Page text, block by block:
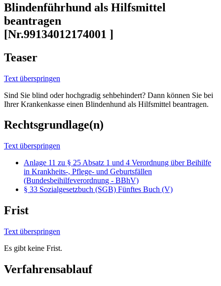
Blindenführhund als Hilfsmittel
beantragen
[Nr.99134012174001 ]
Teaser
Text überspringen
Sind Sie blind oder hochgradig sehbehindert? Dann können Sie bei
Ihrer Krankenkasse einen Blindenhund als Hilfsmittel beantragen.
Rechtsgrundlage(n)
Text überspringen
Anlage 11 zu § 25 Absatz 1 und 4 Verordnung über Beihilfe
in Krankheits-, Pflege- und Geburtsfällen
(Bundesbeihilfeverordnung - BBhV)
§ 33 Sozialgesetzbuch (SGB) Fünftes Buch (V)
Frist
Text überspringen
Es gibt keine Frist.
Verfahrensablauf